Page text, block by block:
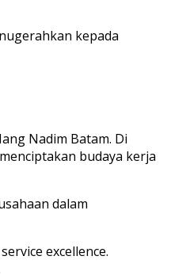
kepada
Nadim Batam. Di
budaya kerja
dalam
excellence.